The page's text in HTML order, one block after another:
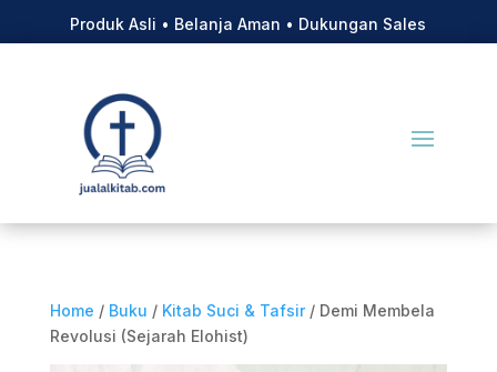
Produk Asli • Belanja Aman • Dukungan Sales
Home / Buku / Kitab Suci & Tafsir/ Demi Membela
Revolusi (Sejarah Elohist)